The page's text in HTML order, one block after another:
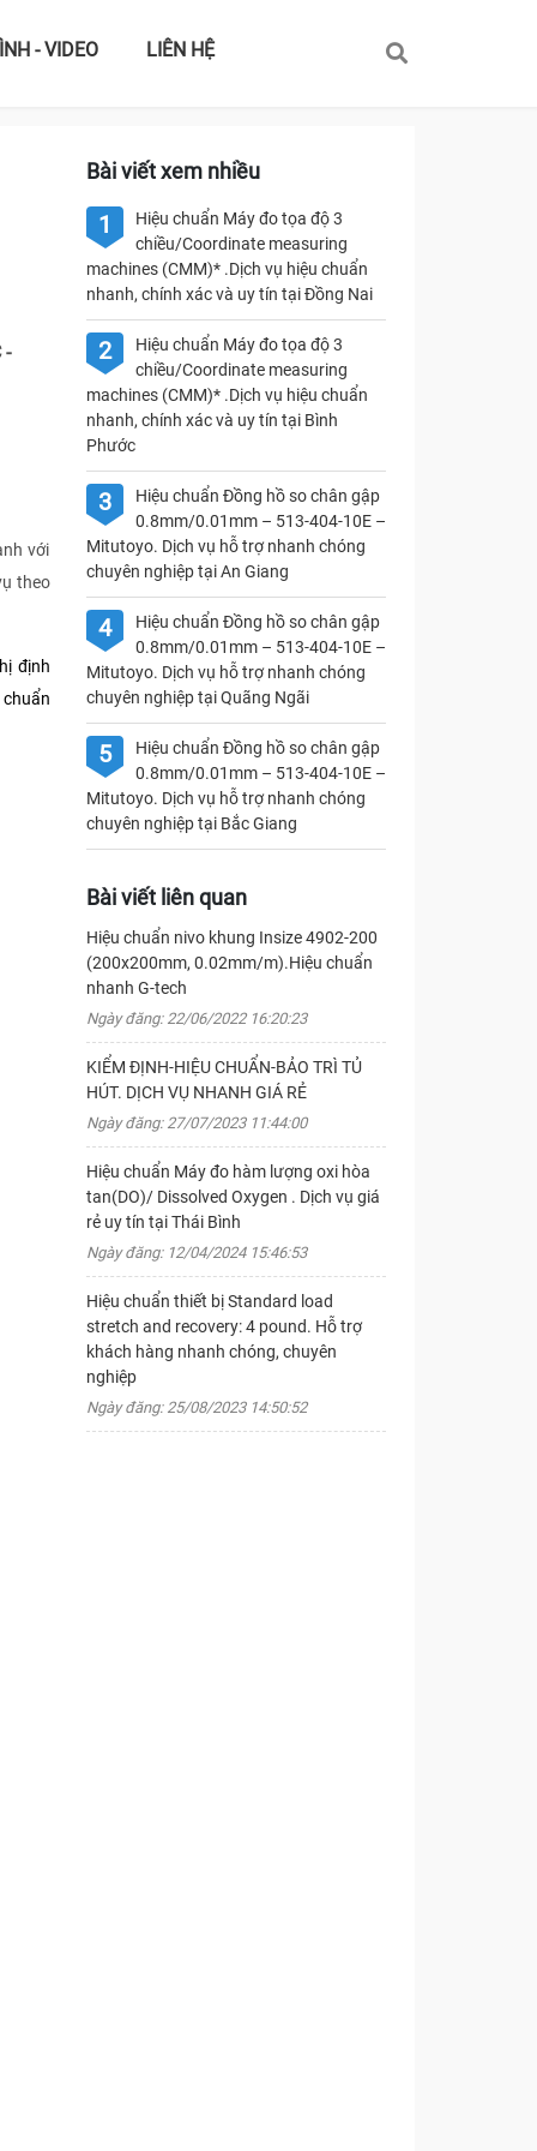
- VIDEO LIÊN HỆ
-
với
theo
định
chuẩn
Bài viết xem nhiều
1
Hiệu chuẩn Máy đo tọa độ 3
chiều/Coordinate measuring
machines (CMM)* .Dịch vụ hiệu chuẩn
nhanh, chính xác và uy tín tại Đồng Nai
2
Hiệu chuẩn Máy đo tọa độ 3
chiều/Coordinate measuring
machines (CMM)* .Dịch vụ hiệu chuẩn
nhanh, chính xác và uy tín tại Bình
Phước
3
Hiệu chuẩn Đồng hồ so chân gập
0.8mm/0.01mm – 513-404-10E –
Mitutoyo. Dịch vụ hỗ trợ nhanh chóng
chuyên nghiệp tại An Giang
4
Hiệu chuẩn Đồng hồ so chân gập
0.8mm/0.01mm – 513-404-10E –
Mitutoyo. Dịch vụ hỗ trợ nhanh chóng
chuyên nghiệp tại Quãng Ngãi
5
Hiệu chuẩn Đồng hồ so chân gập
0.8mm/0.01mm – 513-404-10E –
Mitutoyo. Dịch vụ hỗ trợ nhanh chóng
chuyên nghiệp tại Bắc Giang
Bài viết liên quan
Hiệu chuẩn nivo khung Insize 4902-200
(200x200mm, 0.02mm/m).Hiệu chuẩn
nhanh G-tech
Ngày đăng: 22/06/2022 16:20:23
KIỂM ĐỊNH-HIỆU CHUẨN-BẢO TRÌ TỦ
HÚT. DỊCH VỤ NHANH GIÁ RẺ
Ngày đăng: 27/07/2023 11:44:00
Hiệu chuẩn Máy đo hàm lượng oxi hòa
tan(DO)/ Dissolved Oxygen . Dịch vụ giá
rẻ uy tín tại Thái Bình
Ngày đăng: 12/04/2024 15:46:53
Hiệu chuẩn thiết bị Standard load
stretch and recovery: 4 pound. Hỗ trợ
khách hàng nhanh chóng, chuyên
nghiệp
Ngày đăng: 25/08/2023 14:50:52